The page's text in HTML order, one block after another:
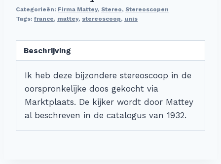
Categorieën: Firma Mattey, Stereo, Stereoscopen
Tags: france, mattey, stereoscoop, unis
Beschrijving
Ik heb deze bijzondere stereoscoop in de
oorspronkelijke doos gekocht via
Marktplaats. De kijker wordt door Mattey
al beschreven in de catalogus van 1932.